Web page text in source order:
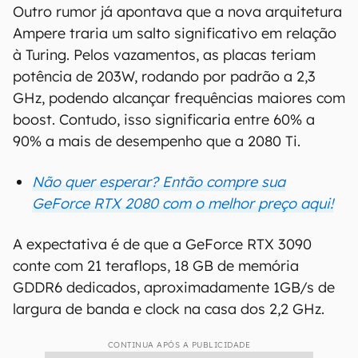
Outro rumor já apontava que a nova arquitetura
Ampere traria um salto significativo em relação
à Turing. Pelos vazamentos, as placas teriam
potência de 203W, rodando por padrão a 2,3
GHz, podendo alcançar frequências maiores com
boost. Contudo, isso significaria entre 60% a
90% a mais de desempenho que a 2080 Ti.
Não quer esperar? Então compre sua
GeForce RTX 2080 com o melhor preço aqui!
A expectativa é de que a GeForce RTX 3090
conte com 21 teraflops, 18 GB de memória
GDDR6 dedicados, aproximadamente 1GB/s de
largura de banda e clock na casa dos 2,2 GHz.
CONTINUA APÓS A PUBLICIDADE